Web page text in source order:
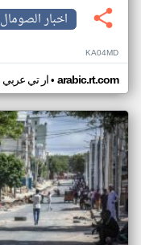
اخبار الصومال
KA04MD
ار تي عربي• arabic.rt.com